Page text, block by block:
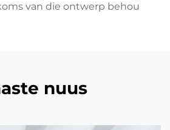
van die ontwerp behou
nuus